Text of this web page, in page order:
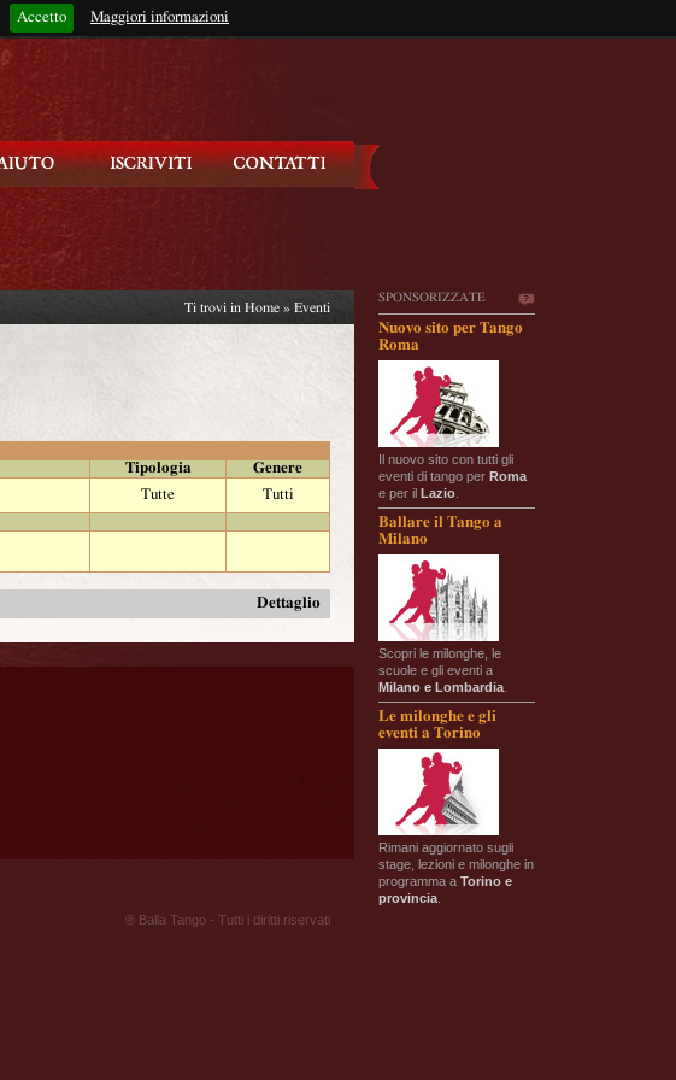
Accetto Maggiori informazioni
Rimani connesso?
SPONSORIZZATE
Nuovo sito per Tango
Roma
Il nuovo sito con tutti gli
eventi di tango per Roma
e per il Lazio
Ballare il Tango a
Milano
Scopri le milonghe, le
scuole e gli eventi a
Milano e Lombardia
Le milonghe e gli
eventi a Torino
Rimani aggiornato sugli
stage, lezioni e milonghe in
programma a Torino e
provincia
Ti trovi in Home » Eventi
Tipologia
Genere
Tutte
Tutti
Dettaglio
® Balla Tango - Tutti i diritti riservati